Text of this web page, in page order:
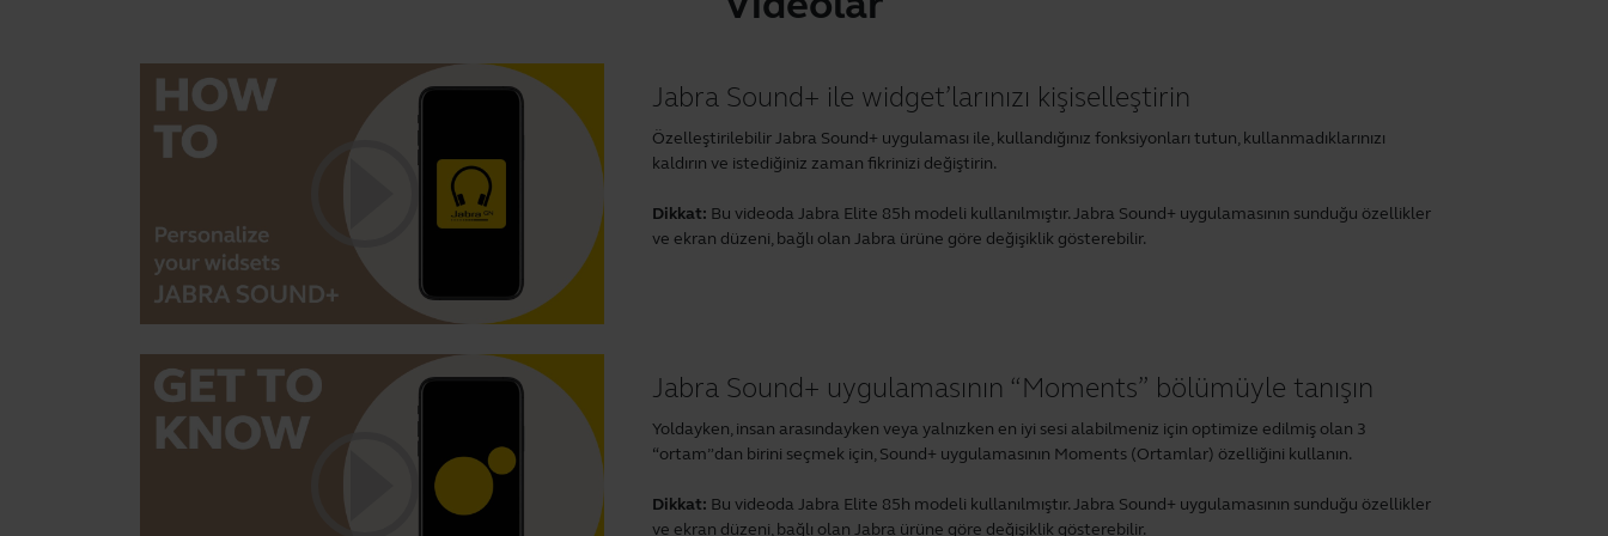
Jabra Sound+ ile widget’larınızı kişiselleştirin
Özelleştirilebilir Jabra Sound+ uygulaması ile, kullandığınız fonksiyonları tutun, kullanmadıklarınızı
kaldırın ve istediğiniz zaman fikrinizi değiştirin.
Dikkat: Bu videoda Jabra Elite 85h modeli kullanılmıştır. Jabra Sound+ uygulamasının sunduğu özellikler
ve ekran düzeni, bağlı olan Jabra ürüne göre değişiklik gösterebilir.
Jabra Sound+ uygulamasının “Moments” bölümüyle tanışın
Yoldayken, insan arasındayken veya yalnızken en iyi sesi alabilmeniz için optimize edilmiş olan 3
“ortam”dan birini seçmek için, Sound+ uygulamasının Moments (Ortamlar) özelliğini kullanın.
Dikkat: Bu videoda Jabra Elite 85h modeli kullanılmıştır. Jabra Sound+ uygulamasının sunduğu özellikler
ve ekran düzeni, bağlı olan Jabra ürüne göre değişiklik gösterebilir.